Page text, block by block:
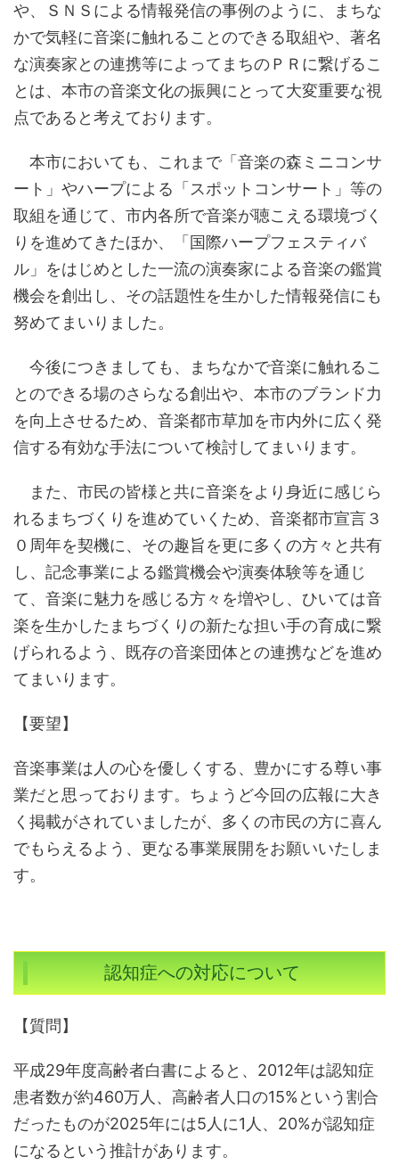
や、ＳＮＳによる情報発信の事例のように、まちな
かで気軽に音楽に触れることのできる取組や、著名
な演奏家との連携等によってまちのＰＲに繋げるこ
とは、本市の音楽文化の振興にとって大変重要な視
点であると考えております。
本市においても、これまで「音楽の森ミニコンサ
ート」やハープによる「スポットコンサート」等の
取組を通じて、市内各所で音楽が聴こえる環境づく
りを進めてきたほか、「国際ハープフェスティバ
ル」をはじめとした一流の演奏家による音楽の鑑賞
機会を創出し、その話題性を生かした情報発信にも
努めてまいりました。
今後につきましても、まちなかで音楽に触れるこ
とのできる場のさらなる創出や、本市のブランド力
を向上させるため、音楽都市草加を市内外に広く発
信する有効な手法について検討してまいります。
また、市民の皆様と共に音楽をより身近に感じら
れるまちづくりを進めていくため、音楽都市宣言３
０周年を契機に、その趣旨を更に多くの方々と共有
し、記念事業による鑑賞機会や演奏体験等を通じ
て、音楽に魅力を感じる方々を増やし、ひいては音
楽を生かしたまちづくりの新たな担い手の育成に繋
げられるよう、既存の音楽団体との連携などを進め
てまいります。
【要望】
音楽事業は人の心を優しくする、豊かにする尊い事
業だと思っております。ちょうど今回の広報に大き
く掲載がされていましたが、多くの市民の方に喜ん
でもらえるよう、更なる事業展開をお願いいたしま
す。
認知症への対応について
【質問】
平成29年度高齢者白書によると、2012年は認知症
患者数が約460万人、高齢者人口の15%という割合
だったものが2025年には5人に1人、20%が認知症
になるという推計があります。